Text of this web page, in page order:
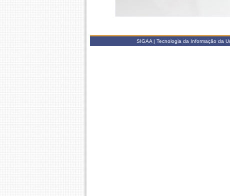
SIGAA | Tecnologia da Informação da